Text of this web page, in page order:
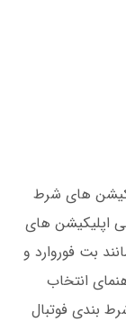
های شرط
اپلیکیشن های
بت فوروارد و
90 کمترین کارمزد را دارد. راهنمای انتخاب
بهترین اپلیکیشن شرط بندی فوتبال